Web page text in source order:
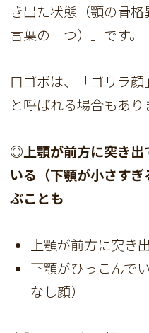
き出た状態（顎の骨
言葉の一つ）」です。
口ゴボは、「ゴリラ
と呼ばれる場合もあり
◎上顎が前方に突き出
いる（下顎が小さす
ぶことも
上顎が前方に突き
下顎がひっこんで
なし顔）